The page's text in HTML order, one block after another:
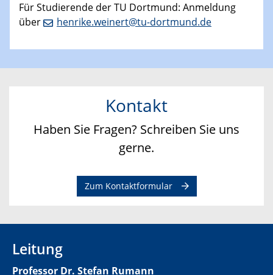
Für Studierende der TU Dortmund: Anmeldung
über
henrike.weinert@tu-dortmund.de
Kontakt
Haben Sie Fragen? Schreiben Sie uns
gerne.
Zum Kontaktformular
Leitung
Professor Dr. Stefan Rumann